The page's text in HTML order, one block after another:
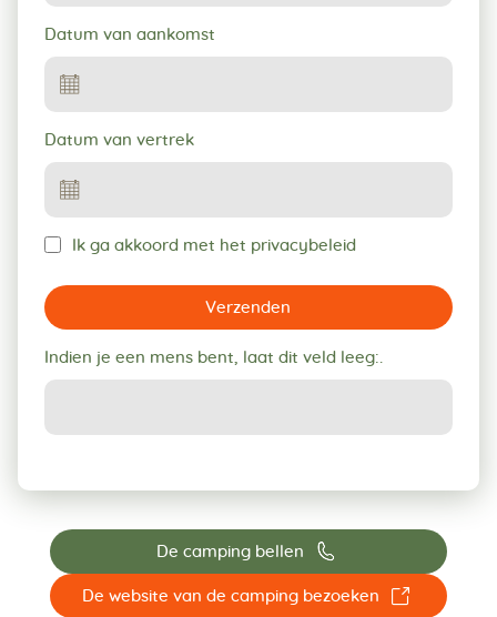
Datum van aankomst
Datum van vertrek
Ik ga akkoord met het privacybeleid
Verzenden
Indien je een mens bent, laat dit veld leeg:.
De camping bellen 📞
De website van de camping bezoeken ☐